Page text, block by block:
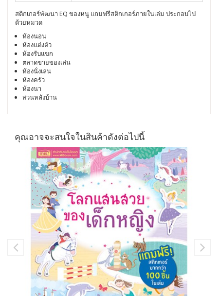
สติกเกอร์พัฒนา EQ ของหนู แถมฟรีสติกเกอร์ภายในเล่ม ประกอบไป
ด้วยหมวด
ห้องนอน
ห้องแต่งตัว
ห้องรับแขก
ตลาดขายของเล่น
ห้องนั่งเล่น
ห้องครัว
ห้องนา
สวนหลังบ้าน
คุณอาจจะสนใจในสินค้าดังต่อไปนี้